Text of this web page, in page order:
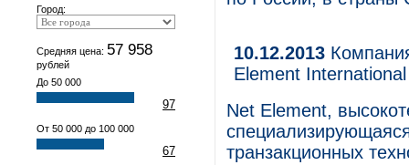
Город:
Средняя цена: 57 958
рублей
До 50 000
97
От 50 000 до 100 000
67
10.12.2013
Element
Net Element,
транзакционных